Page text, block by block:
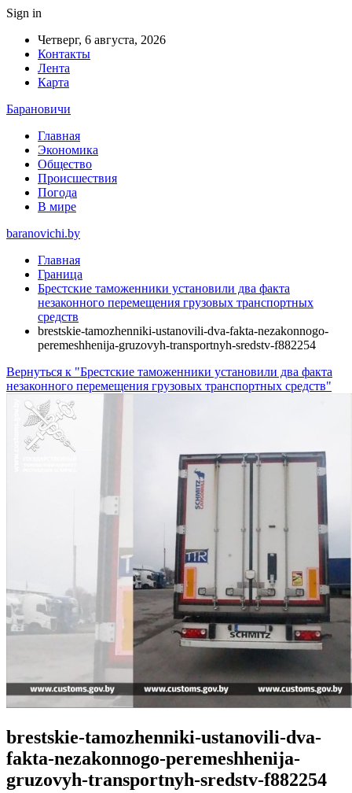
Sign in
Четверг, 6 августа, 2026
Контакты
Лента
Карта
Барановичи
Главная
Экономика
Общество
Происшествия
Погода
В мире
baranovichi.by
Главная
Граница
Брестские таможенники установили два факта
незаконного перемещения грузовых транспортных
средств
brestskie-tamozhenniki-ustanovili-dva-fakta-nezakonnogo-
peremeshhenija-gruzovyh-transportnyh-sredstv-f882254
Вернуться к "Брестские таможенники установили два факта
незаконного перемещения грузовых транспортных средств"
brestskie-tamozhenniki-ustanovili-dva-
fakta-nezakonnogo-peremeshhenija-
gruzovyh-transportnyh-sredstv-f882254